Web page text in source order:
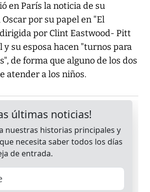
en París la noticia de su
por su papel en "El
por Clint Eastwood- Pitt
y su esposa hacen "turnos para
de forma que alguno de los dos
atender a los niños.